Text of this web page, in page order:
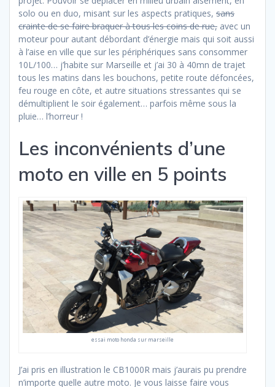
solo ou en duo, misant sur les aspects pratiques, sans
crainte de se faire braquer à tous les coins de rue, avec un
moteur pour autant débordant d’énergie mais qui soit aussi
à l’aise en ville que sur les périphériques sans consommer
10L/100… j’habite sur Marseille et j’ai 30 à 40mn de trajet
tous les matins dans les bouchons, petite route défoncées,
feu rouge en côte, et autre situations stressantes qui se
démultiplient le soir également… parfois même sous la
pluie… l’horreur !
Les inconvénients d’une
moto en ville en 5 points
essai moto honda sur marseille
J’ai pris en illustration le CB1000R mais j’aurais pu prendre
n’importe quelle autre moto. Je vous laisse faire vous